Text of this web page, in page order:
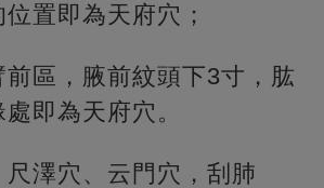
置即為天府穴；
區，腋前紋頭下3寸，肱
即為天府穴。
澤穴、云門穴，刮肺